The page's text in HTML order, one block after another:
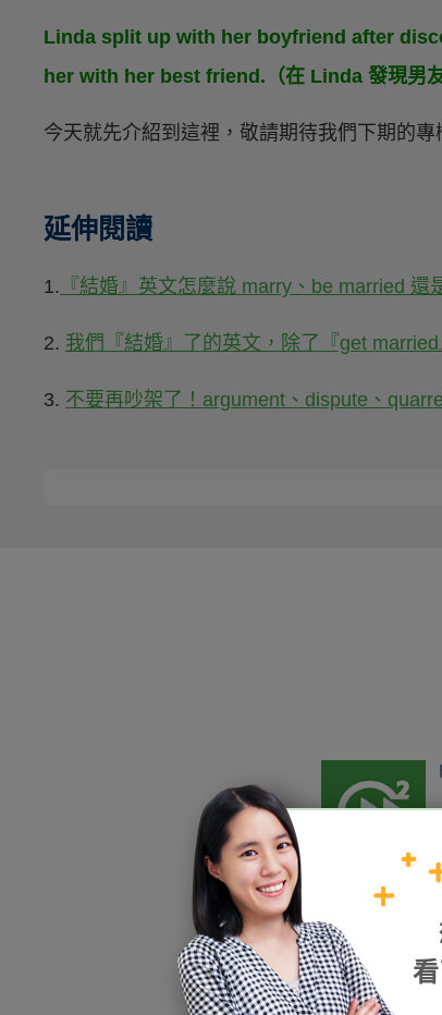
Linda split up with her boyfriend after
her with her best friend.（在 Linda 發現男
今天就先介紹到這裡，敬請期待我們下期的專
延伸閱讀
1. 『結婚』英文怎麼說 marry、be married 還
2. 我們『結婚』了的英文，除了『get married
3. 不要再吵架了！argument、dispute、